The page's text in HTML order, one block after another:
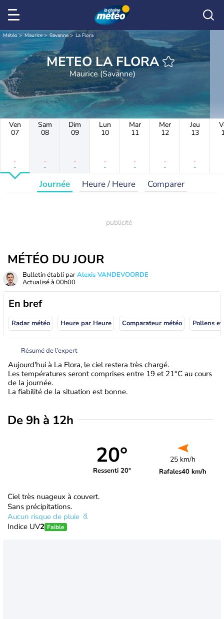
Météo Maurice Savanne La Flora
METEO LA FLORA
Maurice (Savanne)
Ven
07
-
-
Sam
08
-
-
Dim
09
-
-
Lun
10
-
-
Mar
11
-
-
Mer
12
-
-
Jeu
13
-
-
Journée Heure / Heure Comparer
MÉTÉO DU JOUR
Bulletin établi parAlexis VANDEVOORDE
Actualisé à 00h00
En bref
Radar météo Heure par Heure Comparateur météo Pollens
Résumé de l’expert
Aujourd'hui à La Flora, le ciel restera très chargé.
Les températures seront comprises entre 19 et 21°C au cours
de la journée.
La fiabilité de la situation est bonne.
De 9h à 12h
20°
Ressenti 20°
25 km/h
Rafales40 km/h
Ciel très nuageux à couvert.
Sans précipitations.
Aucun risque de pluie
Indice UV2 Faible